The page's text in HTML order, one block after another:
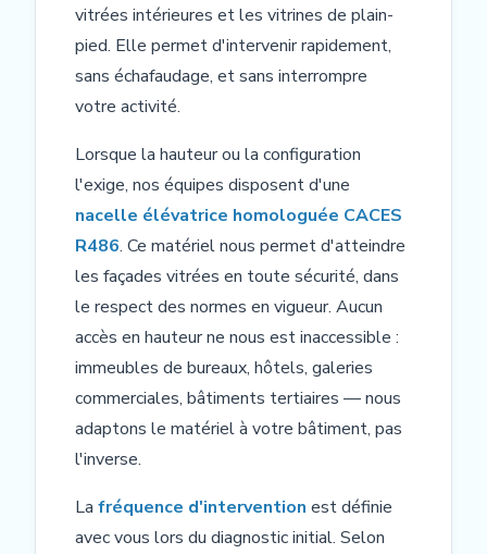
vitrées intérieures et les vitrines de plain-
pied. Elle permet d'intervenir rapidement,
sans échafaudage, et sans interrompre
votre activité.
Lorsque la hauteur ou la configuration
l'exige, nos équipes disposent d'une
nacelle élévatrice homologuée CACES
R486. Ce matériel nous permet d'atteindre
les façades vitrées en toute sécurité, dans
le respect des normes en vigueur. Aucun
accès en hauteur ne nous est inaccessible :
immeubles de bureaux, hôtels, galeries
commerciales, bâtiments tertiaires — nous
adaptons le matériel à votre bâtiment, pas
l'inverse.
La fréquence d'intervention est définie
avec vous lors du diagnostic initial. Selon